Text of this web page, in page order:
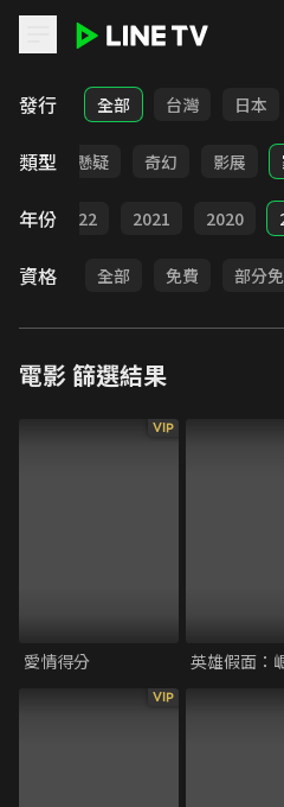
LINE TV - 電影
發行 全部 台灣 日本
類型
靈異 懸疑 奇幻 影展
年份 2022 2021 2020
資格 全部 免費 部分
電影篩選結果
VIP
愛情得分 英雄假面：
VIP